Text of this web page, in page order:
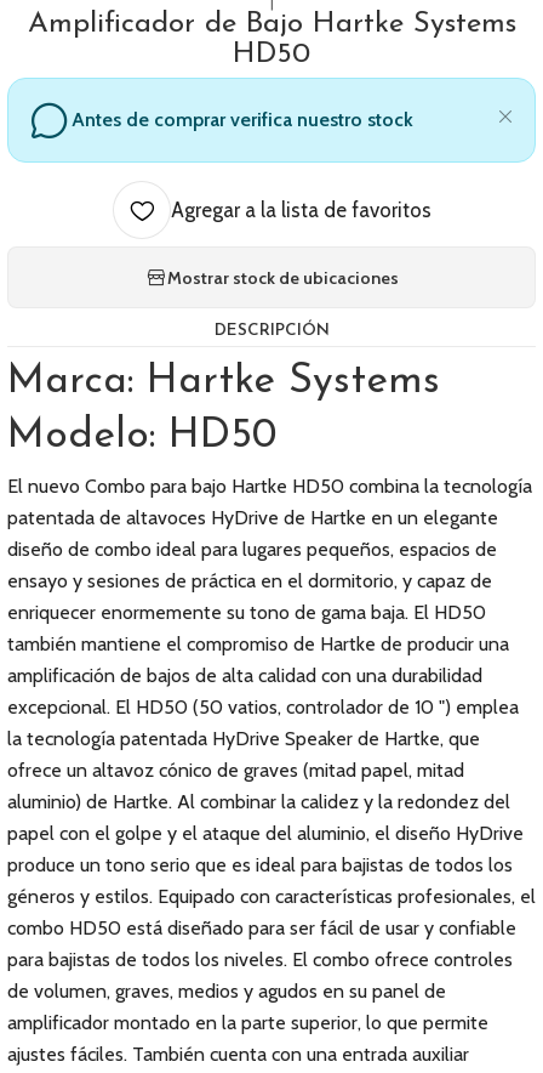
Amplificador de Bajo Hartke Systems
HD50
Antes de comprar verifica nuestro stock
Agregar a la lista de favoritos
Mostrar stock de ubicaciones
DESCRIPCIÓN
Marca: Hartke Systems
Modelo: HD50
El nuevo Combo para bajo Hartke HD50 combina la tecnología
patentada de altavoces HyDrive de Hartke en un elegante
diseño de combo ideal para lugares pequeños, espacios de
ensayo y sesiones de práctica en el dormitorio, y capaz de
enriquecer enormemente su tono de gama baja. El HD50
también mantiene el compromiso de Hartke de producir una
amplificación de bajos de alta calidad con una durabilidad
excepcional. El HD50 (50 vatios, controlador de 10 ") emplea
la tecnología patentada HyDrive Speaker de Hartke, que
ofrece un altavoz cónico de graves (mitad papel, mitad
aluminio) de Hartke. Al combinar la calidez y la redondez del
papel con el golpe y el ataque del aluminio, el diseño HyDrive
produce un tono serio que es ideal para bajistas de todos los
géneros y estilos. Equipado con características profesionales, el
combo HD50 está diseñado para ser fácil de usar y confiable
para bajistas de todos los niveles. El combo ofrece controles
de volumen, graves, medios y agudos en su panel de
amplificador montado en la parte superior, lo que permite
ajustes fáciles. También cuenta con una entrada auxiliar